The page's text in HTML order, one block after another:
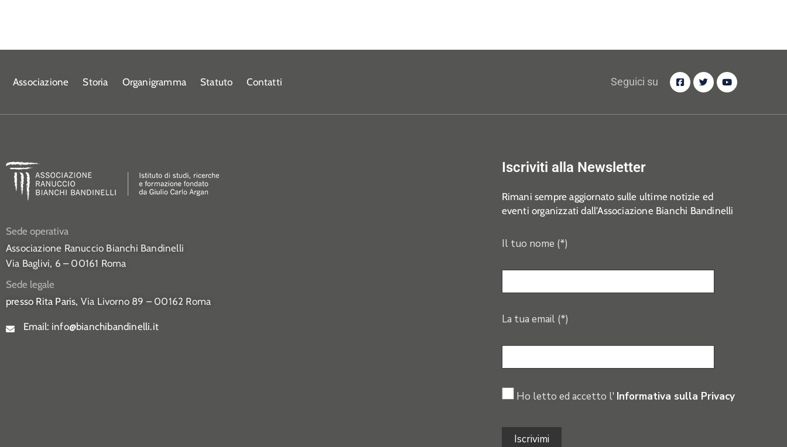
Associazione Storia Organigramma Statuto Contatti Seguici su
Sede operativa
Associazione Ranuccio Bianchi Bandinelli
Via Baglivi, 6 – 00161 Roma
Sede legale
presso Rita Paris, Via Livorno 89 – 00162 Roma
Email: info@bianchibandinelli.it
Iscriviti alla Newsletter
Rimani sempre aggiornato sulle ultime notizie ed
eventi organizzati dall’Associazione Bianchi Bandinelli
Il tuo nome (*)
La tua email (*)
Ho letto ed accetto l' Informativa sulla Privacy